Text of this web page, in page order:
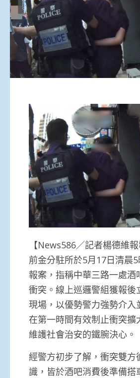
【News586／記者楊德維
前金分駐所於5月17日清晨
報案，指稱中華三路一處酒
衝突。線上巡邏警組獲報後
現場，以優勢警力強勢介入
在第一時間有效制止衝突擴
維護社會治安的鐵腕決心。
經警方初步了解，衝突雙方
識，皆於酒吧消費後準備搭